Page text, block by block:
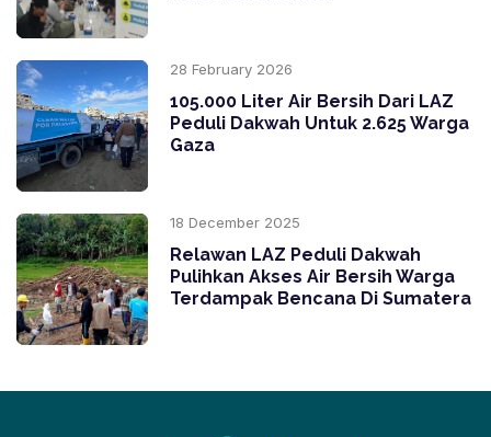
28 February 2026
105.000 Liter Air Bersih Dari LAZ
Peduli Dakwah Untuk 2.625 Warga
Gaza
18 December 2025
Relawan LAZ Peduli Dakwah
Pulihkan Akses Air Bersih Warga
Terdampak Bencana Di Sumatera